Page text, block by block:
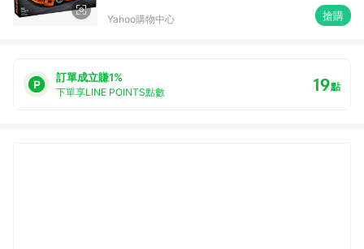
Yahoo購物中心 搶購
訂單成立賺1%
下單享LINE POINTS點數 19點